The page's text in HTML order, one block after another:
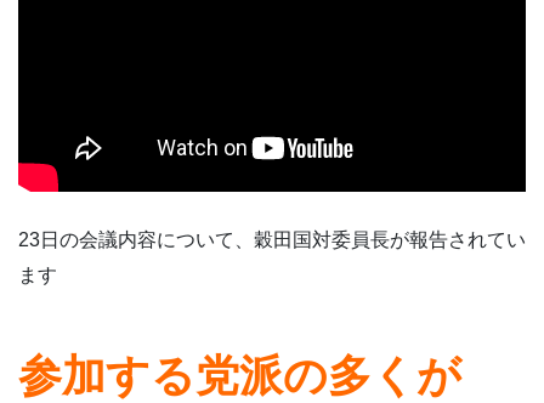
23日の会議内容について、穀田国対委員長が報告されてい
ます
参加する党派の多くが